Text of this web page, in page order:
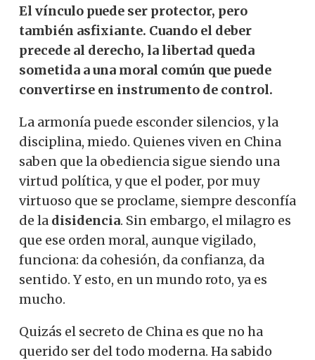
El vínculo puede ser protector, pero
también asfixiante. Cuando el deber
precede al derecho, la libertad queda
sometida a una moral común que puede
convertirse en instrumento de control.
La armonía puede esconder silencios, y la
disciplina, miedo. Quienes viven en China
saben que la obediencia sigue siendo una
virtud política, y que el poder, por muy
virtuoso que se proclame, siempre desconfía
de la disidencia. Sin embargo, el milagro es
que ese orden moral, aunque vigilado,
funciona: da cohesión, da confianza, da
sentido. Y esto, en un mundo roto, ya es
mucho.
Quizás el secreto de China es que no ha
querido ser del todo moderna. Ha sabido